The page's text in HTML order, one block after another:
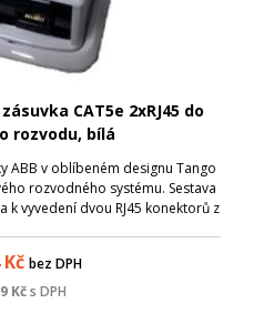
CAT5e 2xRJ45 do
rozvodu, bílá
ABB v oblíbeném designu Tango
rozvodného systému. Sestava
k vyvedení dvou RJ45 konektorů z
Kč bez DPH
Kčs DPH